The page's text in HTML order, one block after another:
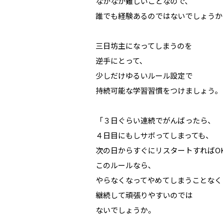
誰でも経験あるのではないでしょう
三日坊主になってしまうのを
逆手にとって、
少しだけゆるいルール設定で
持続可能な学習習慣をつけましょう。
「３日ぐらい連続でがんばったら、
４日目にもしサボってしまっても、
次の日からすぐにリスタートすれば
このルールなら、
やらなくなってやめてしまうことなく
継続して頑張りやすいのでは
ないでしょうか。